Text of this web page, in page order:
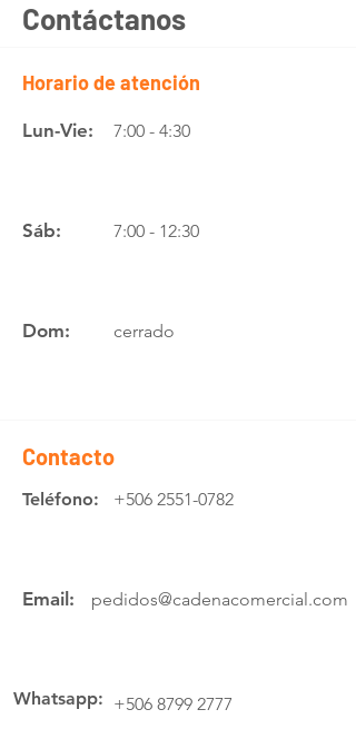
Contáctanos
Horario de atención
Lun-Vie: 7:00 - 4:30
Sáb: 7:00 - 12:30
Dom: cerrado
Contacto
Teléfono: +506 2551-0782
Email: pedidos@cadenacomercial.com
Whatsapp: +506 8799 2777